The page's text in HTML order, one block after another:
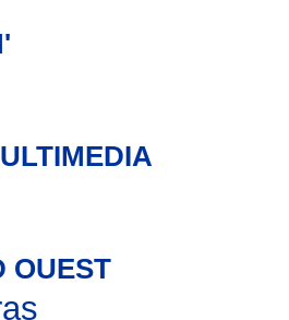
OUEST